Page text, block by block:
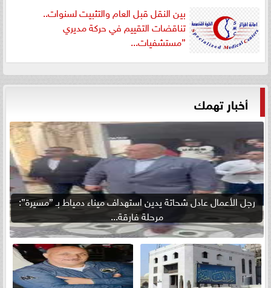
بين النقل قبل العام والتثبيت لسنوات..
تناقضات التقييم في حركة مديري
”مستشفيات...
أخبار تهمك
رجل الأعمال عادل شحاتة يدين استهداف ميناء دمياط بـ ”مسيرة”:
مرحلة فارقة...